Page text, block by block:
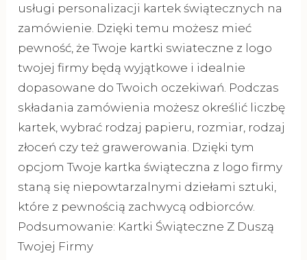
usługi personalizacji kartek świątecznych na
zamówienie. Dzięki temu możesz mieć
pewność, że Twoje kartki swiateczne z logo
twojej firmy będą wyjątkowe i idealnie
dopasowane do Twoich oczekiwań. Podczas
składania zamówienia możesz określić liczbę
kartek, wybrać rodzaj papieru, rozmiar, rodzaj
złoceń czy też grawerowania. Dzięki tym
opcjom Twoje kartka świąteczna z logo firmy
staną się niepowtarzalnymi dziełami sztuki,
które z pewnością zachwycą odbiorców.
Podsumowanie: Kartki Świąteczne Z Duszą
Twojej Firmy